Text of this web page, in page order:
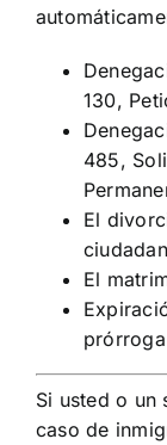
130,
485,
El
El
Si usted o un
caso de